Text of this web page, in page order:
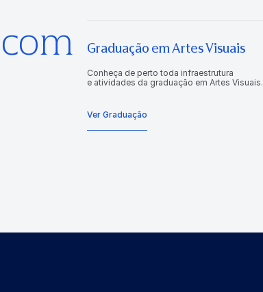
Graduação em Artes Visuais
Conheça de perto toda infraestrutura
e atividades da graduação em Artes Visuais.
Ver Graduação